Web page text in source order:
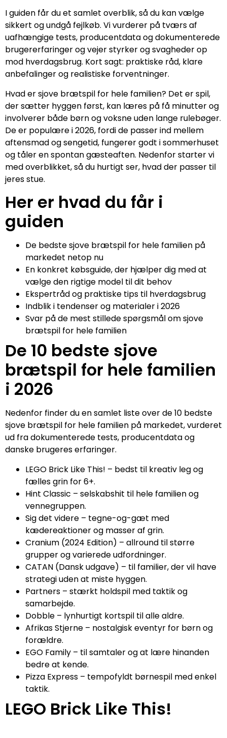
I guiden får du et samlet overblik, så du kan vælge
sikkert og undgå fejlkøb. Vi vurderer på tværs af
uafhængige tests, producentdata og dokumenterede
brugererfaringer og vejer styrker og svagheder op
mod hverdagsbrug. Kort sagt: praktiske råd, klare
anbefalinger og realistiske forventninger.
Hvad er sjove brætspil for hele familien? Det er spil,
der sætter hyggen først, kan læres på få minutter og
involverer både børn og voksne uden lange rulebøger.
De er populære i 2026, fordi de passer ind mellem
aftensmad og sengetid, fungerer godt i sommerhuset
og tåler en spontan gæsteaften. Nedenfor starter vi
med overblikket, så du hurtigt ser, hvad der passer til
jeres stue.
Her er hvad du får i
guiden
De bedste sjove brætspil for hele familien på
markedet netop nu
En konkret købsguide, der hjælper dig med at
vælge den rigtige model til dit behov
Ekspertråd og praktiske tips til hverdagsbrug
Indblik i tendenser og materialer i 2026
Svar på de mest stillede spørgsmål om sjove
brætspil for hele familien
De 10 bedste sjove
brætspil for hele familien
i 2026
Nedenfor finder du en samlet liste over de 10 bedste
sjove brætspil for hele familien på markedet, vurderet
ud fra dokumenterede tests, producentdata og
danske brugeres erfaringer.
LEGO Brick Like This! – bedst til kreativ leg og
fælles grin for 6+.
Hint Classic – selskabshit til hele familien og
vennegruppen.
Sig det videre – tegne-og-gæt med
kædereaktioner og masser af grin.
Cranium (2024 Edition) – allround til større
grupper og varierede udfordninger.
CATAN (Dansk udgave) – til familier, der vil have
strategi uden at miste hyggen.
Partners – stærkt holdspil med taktik og
samarbejde.
Dobble – lynhurtigt kortspil til alle aldre.
Afrikas Stjerne – nostalgisk eventyr for børn og
forældre.
EGO Family – til samtaler og at lære hinanden
bedre at kende.
Pizza Express – tempofyldt børnespil med enkel
taktik.
LEGO Brick Like This!